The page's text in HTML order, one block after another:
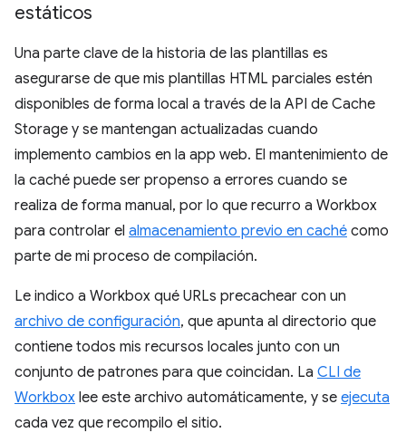
estáticos
Una parte clave de la historia de las plantillas es
asegurarse de que mis plantillas HTML parciales estén
disponibles de forma local a través de la API de Cache
Storage y se mantengan actualizadas cuando
implemento cambios en la app web. El mantenimiento de
la caché puede ser propenso a errores cuando se
realiza de forma manual, por lo que recurro a Workbox
para controlar el almacenamiento previo en caché como
parte de mi proceso de compilación.
Le indico a Workbox qué URLs precachear con un
archivo de configuración, que apunta al directorio que
contiene todos mis recursos locales junto con un
conjunto de patrones para que coincidan. La CLI de
Workbox lee este archivo automáticamente, y se ejecuta
cada vez que recompilo el sitio.